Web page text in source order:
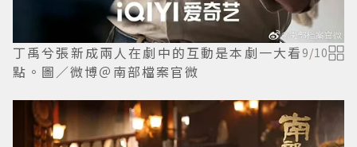
丁禹兮張新成兩人在劇中的互動是本劇一大看
點。圖／微博＠南部檔案官微
9/10